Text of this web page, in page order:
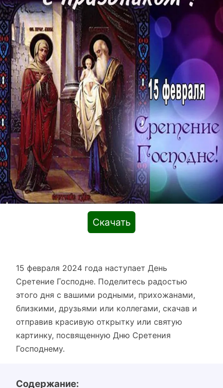
Скачать
15 февраля 2024 года наступает День
Сретение Господне. Поделитесь радостью
этого дня с вашими родными, прихожанами,
близкими, друзьями или коллегами, скачав и
отправив красивую открытку или святую
картинку, посвященную Дню Сретения
Господнему.
Содержание: